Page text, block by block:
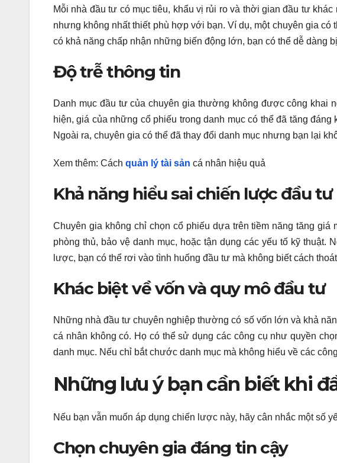
Mỗi nhà đầu tư có mục tiêu, khẩu vị rủi ro và thời gian đầu tư
nhưng không nhất thiết phù hợp với bạn. Ví dụ, một chuyên gia
có khả năng chấp nhận những biến động lớn, bạn có thể dễ dàng
Độ trễ thông tin
Danh mục đầu tư của chuyên gia thường không được công khai
hiện, giá của những cổ phiếu trong danh mục có thể đã tăng
Ngoài ra, chuyên gia có thể đã thay đổi danh mục nhưng bạn lại
Xem thêm: Cách quản lý tài sản cá nhân hiệu quả
Khả năng hiểu sai chiến lược đầu tư
Chuyên gia không chỉ chọn cổ phiếu dựa trên tiềm năng tăng
phòng thủ, bảo vệ danh mục, hoặc tận dụng các yếu tố kỹ thuật.
lược, bạn có thể rơi vào tình huống đầu tư mà không biết cách
Khác biệt về vốn và quy mô đầu tư
Những nhà đầu tư chuyên nghiệp thường có số vốn lớn và khả
cá nhân không có. Họ có thể sử dụng các công cụ như quyền
danh mục. Nếu chỉ bắt chước danh mục mà không hiểu về các
Những lưu ý bạn cần biết khi
Nếu bạn vẫn muốn áp dụng chiến lược này, hãy cân nhắc một số
Chọn chuyên gia đáng tin cậy